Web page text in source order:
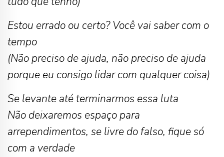
Estou errado ou certo? Você vai saber com o
tempo
(Não preciso de ajuda, não preciso de ajuda
porque eu consigo lidar com qualquer coisa)
Se levante até terminarmos essa luta
Não deixaremos espaço para
arrependimentos, se livre do falso, fique só
com a verdade